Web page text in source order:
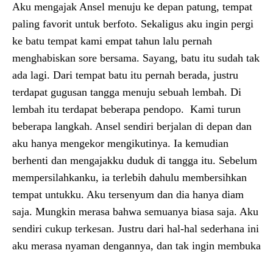
Aku mengajak Ansel menuju ke depan patung, tempat
paling favorit untuk berfoto. Sekaligus aku ingin pergi
ke batu tempat kami empat tahun lalu pernah
menghabiskan sore bersama. Sayang, batu itu sudah tak
ada lagi. Dari tempat batu itu pernah berada, justru
terdapat gugusan tangga menuju sebuah lembah. Di
lembah itu terdapat beberapa pendopo. Kami turun
beberapa langkah. Ansel sendiri berjalan di depan dan
aku hanya mengekor mengikutinya. Ia kemudian
berhenti dan mengajakku duduk di tangga itu. Sebelum
mempersilahkanku, ia terlebih dahulu membersihkan
tempat untukku. Aku tersenyum dan dia hanya diam
saja. Mungkin merasa bahwa semuanya biasa saja. Aku
sendiri cukup terkesan. Justru dari hal-hal sederhana ini
aku merasa nyaman dengannya, dan tak ingin membuka